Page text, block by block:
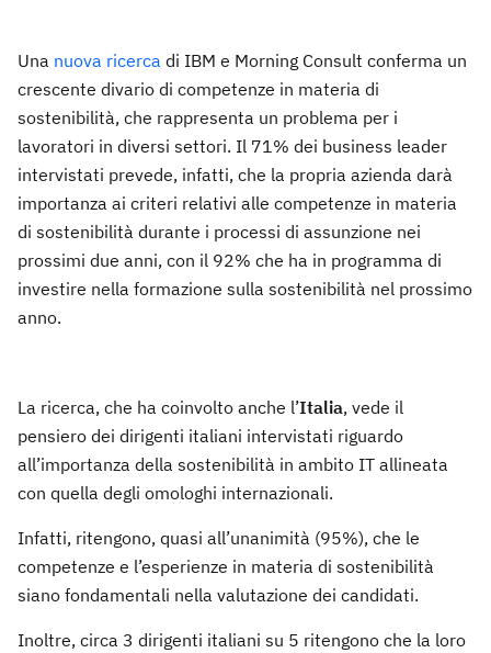
Una nuova ricerca di IBM e Morning Consult conferma un
crescente divario di competenze in materia di
sostenibilità, che rappresenta un problema per i
lavoratori in diversi settori. Il 71% dei business leader
intervistati prevede, infatti, che la propria azienda darà
importanza ai criteri relativi alle competenze in materia
di sostenibilità durante i processi di assunzione nei
prossimi due anni, con il 92% che ha in programma di
investire nella formazione sulla sostenibilità nel prossimo
anno.
La ricerca, che ha coinvolto anche l’Italia, vede il
pensiero dei dirigenti italiani intervistati riguardo
all’importanza della sostenibilità in ambito IT allineata
con quella degli omologhi internazionali.
Infatti, ritengono, quasi all’unanimità (95%), che le
competenze e l’esperienze in materia di sostenibilità
siano fondamentali nella valutazione dei candidati.
Inoltre, circa 3 dirigenti italiani su 5 ritengono che la loro